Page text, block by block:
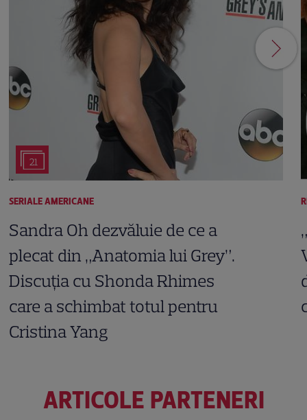
21
SERIALE AMERICANE
Sandra Oh dezvăluie de ce a
plecat din „Anatomia lui Grey”.
Discuția cu Shonda Rhimes
care a schimbat totul pentru
Cristina Yang
ARTICOLE PARTENERI